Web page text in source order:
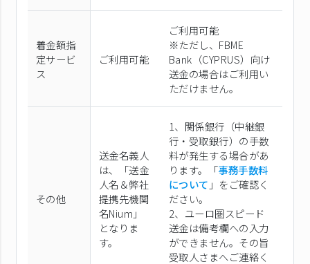
着金額指
定サービ
ス
ご利用可能
ご利用可能
※ただし、FBME
Bank（CYPRUS）向け
送金の場合はご利用い
ただけません。
その他
送金名義人
は、「送金
人名＆弊社
提携先機関
名Nium」
となりま
す。
1、関係銀行（中継銀
行・受取銀行）の手数
料が発生する場合があ
ります。「事務手数料
について 」をご確認く
ださい。
2、ユーロ圏スピード
送金は備考欄への入力
ができません。その旨
受取人さまへご連絡く